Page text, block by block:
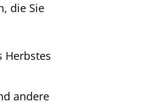
die Sie
Herbstes
andere